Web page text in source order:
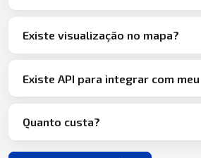
Existe visualização no mapa?
Existe API para integrar com
Quanto custa?